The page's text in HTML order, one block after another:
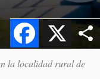
X
Facebook
la localidad rural de